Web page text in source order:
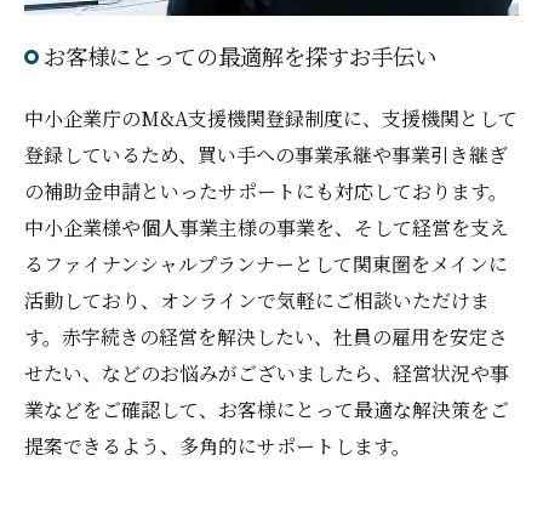
お客様にとっての最適解を探すお手伝い
中小企業庁のM&A支援機関登録制度に、支援機関として
登録しているため、買い手への事業承継や事業引き継ぎ
の補助金申請といったサポートにも対応しております。
中小企業様や個人事業主様の事業を、そして経営を支え
るファイナンシャルプランナーとして関東圏をメインに
活動しており、オンラインで気軽にご相談いただけま
す。赤字続きの経営を解決したい、社員の雇用を安定さ
せたい、などのお悩みがございましたら、経営状況や事
業などをご確認して、お客様にとって最適な解決策をご
提案できるよう、多角的にサポートします。